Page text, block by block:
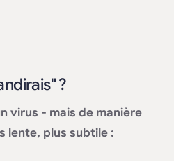
?
virus - mais de manière
lente, plus subtile :